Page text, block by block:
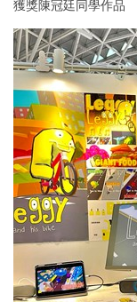
獲獎陳冠廷同學作品